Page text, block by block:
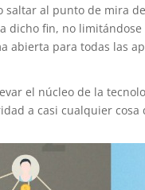
al punto de mira
fin, no limitándose
abierta para todas las
el núcleo de la
a casi cualquier cosa